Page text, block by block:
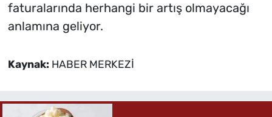
faturalarında herhangi bir artış olmayacağı
anlamına geliyor.
Kaynak: HABER MERKEZİ